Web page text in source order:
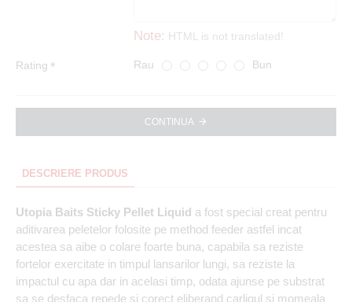
Note: HTML is not translated!
Rating Rau Bun
CONTINUA
DESCRIERE PRODUS
Utopia Baits Sticky Pellet Liquid a fost special creat pentru
aditivarea peletelor folosite pe method feeder astfel incat
acestea sa aibe o colare foarte buna, capabila sa reziste
fortelor exercitate in timpul lansarilor lungi, sa reziste la
impactul cu apa dar in acelasi timp, odata ajunse pe substrat
sa se desfaca repede si corect eliberand carligul si momeala